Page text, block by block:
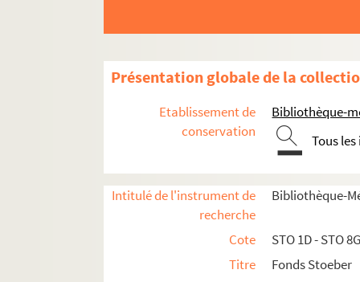
Présentation globale de la
Etablissement de
conservation
Bibliothèque-
Tous
Intitulé de l'instrument de
recherche
Bibliothèque-
Cote
STO 1D - STO
Titre
Fonds Stoeber
Gäyelin, G.
Gérard, Ch[arles]
Gernsheim, Fritz